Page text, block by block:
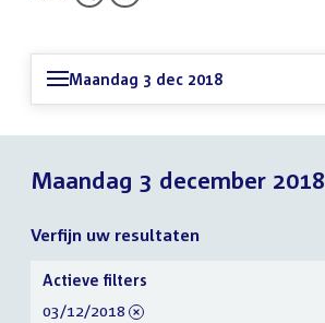
Maandag 3 dec 2018
Maandag 3 december 2018
Verfijn uw resultaten
Verfijn
uw
resultaten
Actieve filters
verwijder
03/12/2018